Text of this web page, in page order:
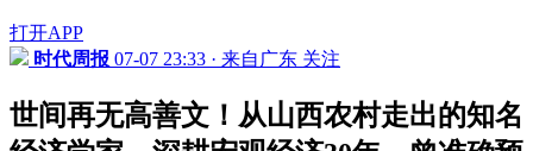
打开APP
时代周报 07-07 23:33 · 来自广东 关注
世间再无高善文！从山西农村走出的知名